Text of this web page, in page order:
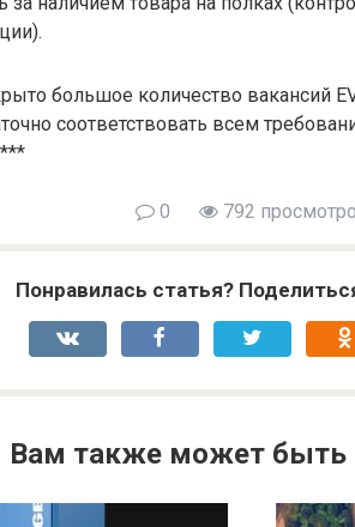
большое количество вакансий
соответствовать всем
0 792
Понравилась статья?
Вам также может быть